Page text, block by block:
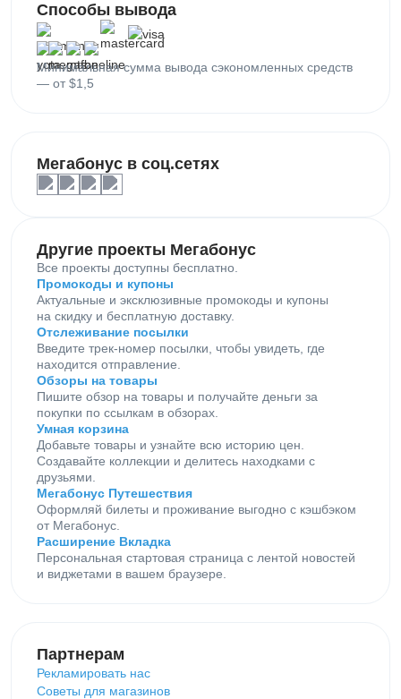
Способы вывода
Минимальная сумма вывода сэкономленных средств
— от $1,5
Мегабонус в соц.сетях
Другие проекты Мегабонус
Все проекты доступны бесплатно.
Промокоды и купоны
Актуальные и эксклюзивные промокоды и купоны
на скидку и бесплатную доставку.
Отслеживание посылки
Введите трек-номер посылки, чтобы увидеть, где
находится отправление.
Обзоры на товары
Пишите обзор на товары и получайте деньги за
покупки по ссылкам в обзорах.
Умная корзина
Добавьте товары и узнайте всю историю цен.
Создавайте коллекции и делитесь находками с
друзьями.
Мегабонус Путешествия
Оформляй билеты и проживание выгодно с кэшбэком
от Мегабонус.
Расширение Вкладка
Персональная стартовая страница с лентой новостей
и виджетами в вашем браузере.
Партнерам
Рекламировать нас
Советы для магазинов